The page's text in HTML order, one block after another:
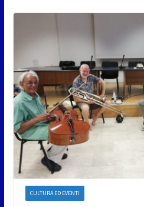
CULTURA ED EVENTI